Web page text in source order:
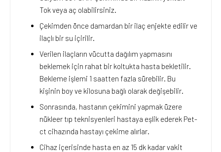
Tok veya aç olabilirsiniz.
Çekimden önce damardan bir ilaç enjekte edilir ve
ilaçlı bir su içirilir.
Verilen ilaçların vücutta dağılım yapmasını
beklemek için rahat bir koltukta hasta bekletilir.
Bekleme işlemi 1 saatten fazla sürebilir. Bu
kişinin boy ve kilosuna bağlı olarak değişebilir.
Sonrasında, hastanın çekimini yapmak üzere
nükleer tıp teknisyenleri hastaya eşlik ederek Pet-
ct cihazında hastayı çekime alırlar.
Cihaz içerisinde hasta en az 15 dk kadar vakit